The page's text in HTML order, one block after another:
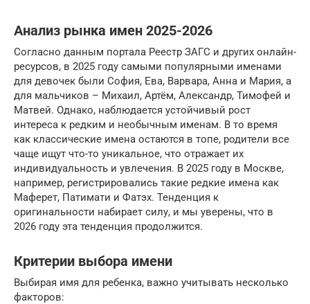
Анализ рынка имен 2025-2026
Согласно данным портала Реестр ЗАГС и других онлайн-
ресурсов, в 2025 году самыми популярными именами
для девочек были София, Ева, Варвара, Анна и Мария, а
для мальчиков – Михаил, Артём, Александр, Тимофей и
Матвей. Однако, наблюдается устойчивый рост
интереса к редким и необычным именам. В то время
как классические имена остаются в топе, родители все
чаще ищут что-то уникальное, что отражает их
индивидуальность и увлечения. В 2025 году в Москве,
например, регистрировались такие редкие имена как
Маферет, Патимати и Фатэх. Тенденция к
оригинальности набирает силу, и мы уверены, что в
2026 году эта тенденция продолжится.
Критерии выбора имени
Выбирая имя для ребенка, важно учитывать несколько
факторов: